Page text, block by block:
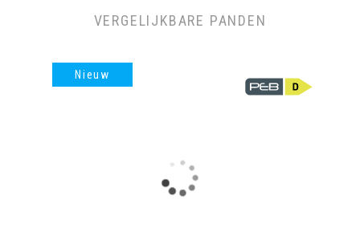
VERGELIJKBARE PANDEN
Nieuw